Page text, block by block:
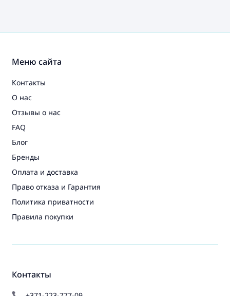
Контакты
Меню сайта
Контакты
О нас
Отзывы о нас
FAQ
Блог
Бренды
Оплата и доставка
Право отказа и Гарантия
Политика приватности
Правила покупки